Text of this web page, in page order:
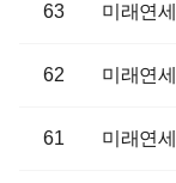
63 미래연
62 미래연
61 미래연